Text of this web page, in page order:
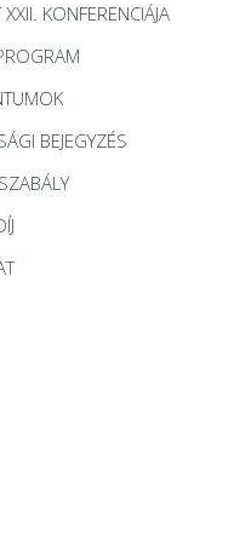
XXII. KONFERENCIÁJA
BEJEGYZÉS